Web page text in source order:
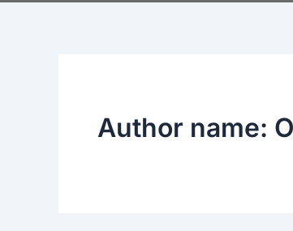
Author name: